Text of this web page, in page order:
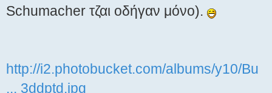
Schumacher τζαι οδήγαν μόνο).
http://i2.photobucket.com/albums/y10/Bu
... 3ddptd.jpg